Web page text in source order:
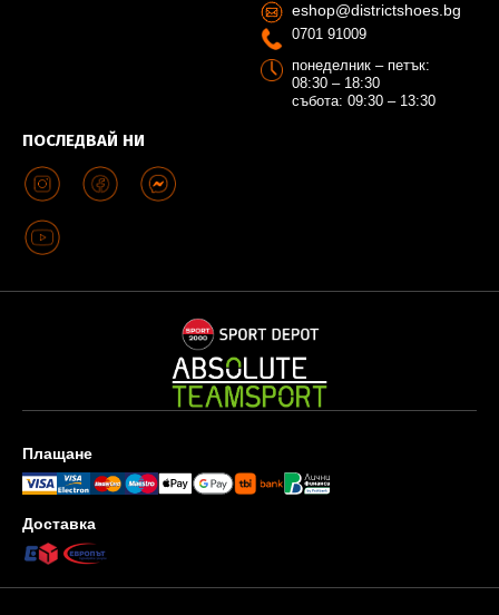
ПОСЛЕДВАЙ НИ
eshop@districtshoes.bg
0701 91009
понеделник – петък:
08:30 – 18:30
събота: 09:30 – 13:30
Плащане
Доставка